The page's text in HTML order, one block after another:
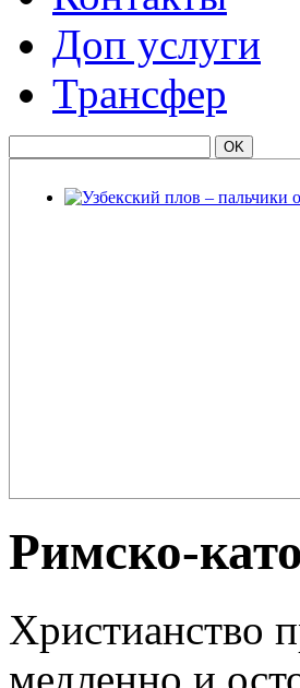
Доп услуги
Трансфер
Римско-
Христианство
медленно и